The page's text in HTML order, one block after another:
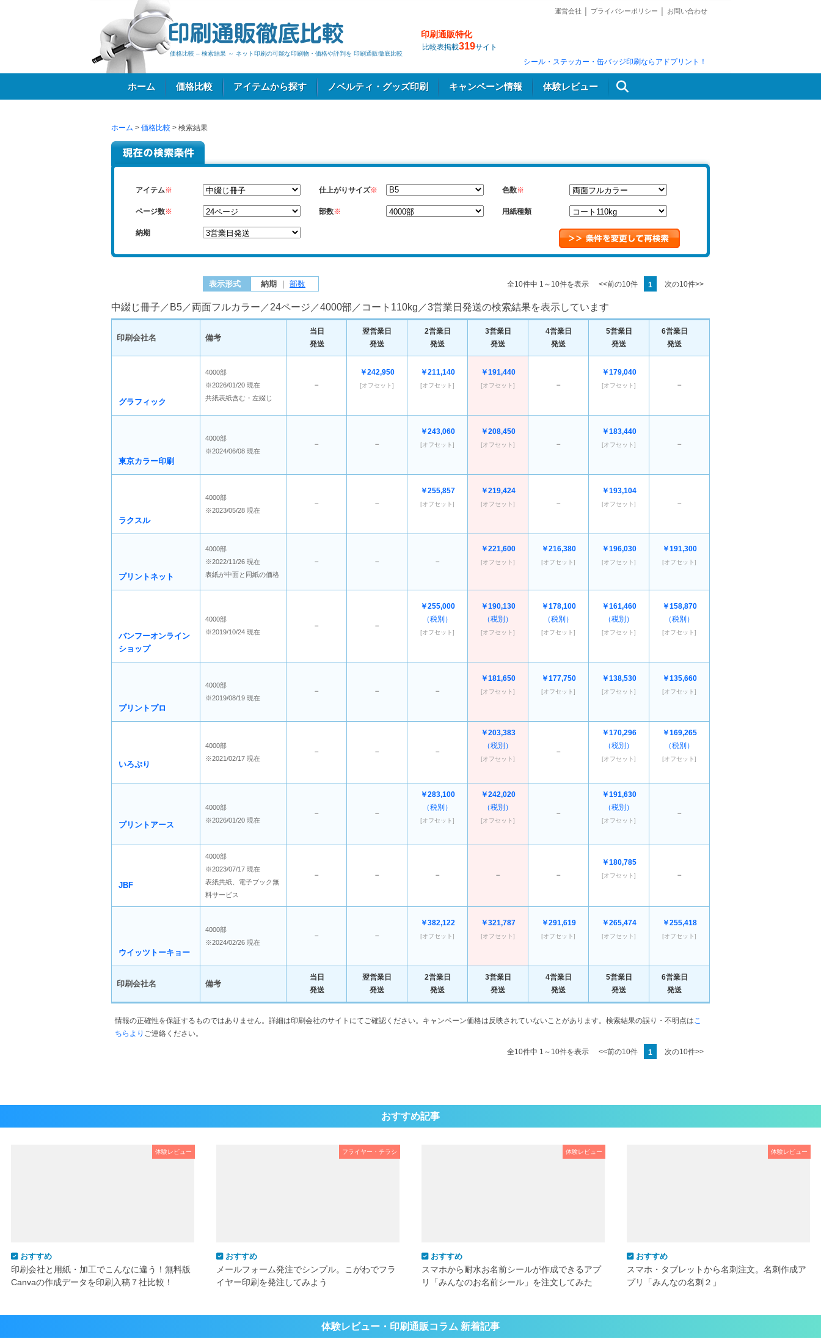
価格比較 – 検索結果 ～ ネット印刷の可能な印刷物・価格や評判を 印刷通販徹底比較
印刷通販特化
比較表掲載319サイト
運営会社 プライバシーポリシー お問い合わせ
シール・ステッカー・缶バッジ印刷ならアドプリント！
ホーム 価格比較 アイテムから探す ノベルティ・グッズ印刷 キャンペーン情報 体験レビュー
ホーム > 価格比較 > 検索結果
アイテム※ 仕上がりサイズ※ 色数※
ページ数※ 部数※ 用紙種類
納期
表示形式 納期 ｜ 部数 次の10件>>
1
<<前の10件
全10件中 1～10件を表示
中綴じ冊子／B5／両面フルカラー／24ページ／4000部／コート110kg／3営業日発送の検索結果を表示しています
印刷会社名 備考
当日
発送
翌営業日
発送
2営業日
発送
3営業日
発送
4営業日
発送
5営業日
発送
6営業日
発送
グラフィック
4000部
※2026/01/20 現在
共紙表紙含む・左綴じ
－
￥242,950
[オフセット]
￥211,140
[オフセット]
￥191,440
[オフセット] －
￥179,040
[オフセット] －
東京カラー印刷
4000部
※2024/06/08 現在
－ －
￥243,060
[オフセット]
￥208,450
[オフセット] －
￥183,440
[オフセット] －
ラクスル
4000部
※2023/05/28 現在
－ －
￥255,857
[オフセット]
￥219,424
[オフセット] －
￥193,104
[オフセット] －
プリントネット
4000部
※2022/11/26 現在
表紙が中面と同紙の価格
－ － －
￥221,600
[オフセット]
￥216,380
[オフセット]
￥196,030
[オフセット]
￥191,300
[オフセット]
バンフーオンライン
ショップ
4000部
※2019/10/24 現在
－ －
￥255,000
（税別）
[オフセット]
￥190,130
（税別）
[オフセット]
￥178,100
（税別）
[オフセット]
￥161,460
（税別）
[オフセット]
￥158,870
（税別）
[オフセット]
プリントプロ
4000部
※2019/08/19 現在
－ － －
￥181,650
[オフセット]
￥177,750
[オフセット]
￥138,530
[オフセット]
￥135,660
[オフセット]
いろぷり
4000部
※2021/02/17 現在
－ － －
￥203,383
（税別）
[オフセット]
－
￥170,296
（税別）
[オフセット]
￥169,265
（税別）
[オフセット]
プリントアース
4000部
※2026/01/20 現在
－ －
￥283,100
（税別）
[オフセット]
￥242,020
（税別）
[オフセット]
－
￥191,630
（税別）
[オフセット]
－
JBF
4000部
※2023/07/17 現在
表紙共紙、電子ブック無
料サービス
－ － － － －
￥180,785
[オフセット] －
ウイッツトーキョー
4000部
※2024/02/26 現在
－ －
￥382,122
[オフセット]
￥321,787
[オフセット]
￥291,619
[オフセット]
￥265,474
[オフセット]
￥255,418
[オフセット]
印刷会社名 備考
当日
発送
翌営業日
発送
2営業日
発送
3営業日
発送
4営業日
発送
5営業日
発送
6営業日
発送
情報の正確性を保証するものではありません。詳細は印刷会社のサイトにてご確認ください。キャンペーン価格は反映されていないことがあります。検索結果の誤り・不明点は こ
ちらより ご連絡ください。
次の10件>>
1
<<前の10件
全10件中 1～10件を表示
おすすめ記事
体験レビュー
おすすめ
印刷会社と用紙・加工でこんなに違う！無料版
Canvaの作成データを印刷入稿７社比較！
フライヤー・チラシ
おすすめ
メールフォーム発注でシンプル。こがわでフラ
イヤー印刷を発注してみよう
体験レビュー
おすすめ
スマホから耐水お名前シールが作成できるアプ
リ「みんなのお名前シール」を注文してみた
体験レビュー
おすすめ
スマホ・タブレットから名刺注文。名刺作成ア
プリ「みんなの名刺２」
体験レビュー・印刷通販コラム 新着記事